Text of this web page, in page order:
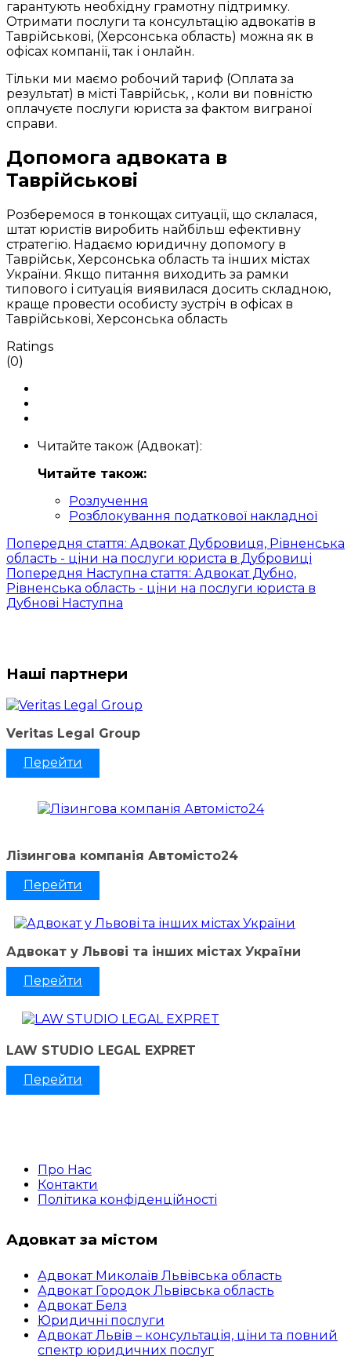
гарантують необхідну грамотну підтримку.
Отримати послуги та консультацію адвокатів в
Таврійськові, (Херсонська область) можна як в
офісах компанії, так і онлайн.
Тільки ми маємо робочий тариф (Оплата за
результат) в місті Таврійськ, , коли ви повністю
оплачуєте послуги юриста за фактом виграної
справи.
Допомога адвоката в
Таврійськові
Розберемося в тонкощах ситуації, що склалася,
штат юристів виробить найбільш ефективну
стратегію. Надаємо юридичну допомогу в
Таврійськ, Херсонська область та інших містах
України. Якщо питання виходить за рамки
типового і ситуація виявилася досить складною,
краще провести особисту зустріч в офісах в
Таврійськові, Херсонська область
Ratings
(0)
Читайте також (Адвокат):
Читайте також:
Розлучення
Розблокування податкової накладної
Попередня стаття: Адвокат Дубровиця, Рівненська
область - ціни на послуги юриста в Дубровиці
Попередня Наступна стаття: Адвокат Дубно,
Рівненська область - ціни на послуги юриста в
Дубнові Наступна
Наші партнери
Veritas Legal Group
Перейти
Лізингова компанія Автомісто24
Перейти
Адвокат у Львові та інших містах України
Перейти
LAW STUDIO LEGAL EXPRET
Перейти
Про Нас
Контакти
Політика конфіденційності
Адовкат за містом
Адвокат Миколаїв Львівська область
Адвокат Городок Львівська область
Адвокат Белз
Юридичні послуги
Адвокат Львів – консультація, ціни та повний
спектр юридичних послуг